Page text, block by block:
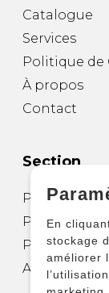
Catalogue
Services
Politique
À propos
Contact
Section
Partitions
Partitions
Partitions
Autres
En
stockage
améliorer